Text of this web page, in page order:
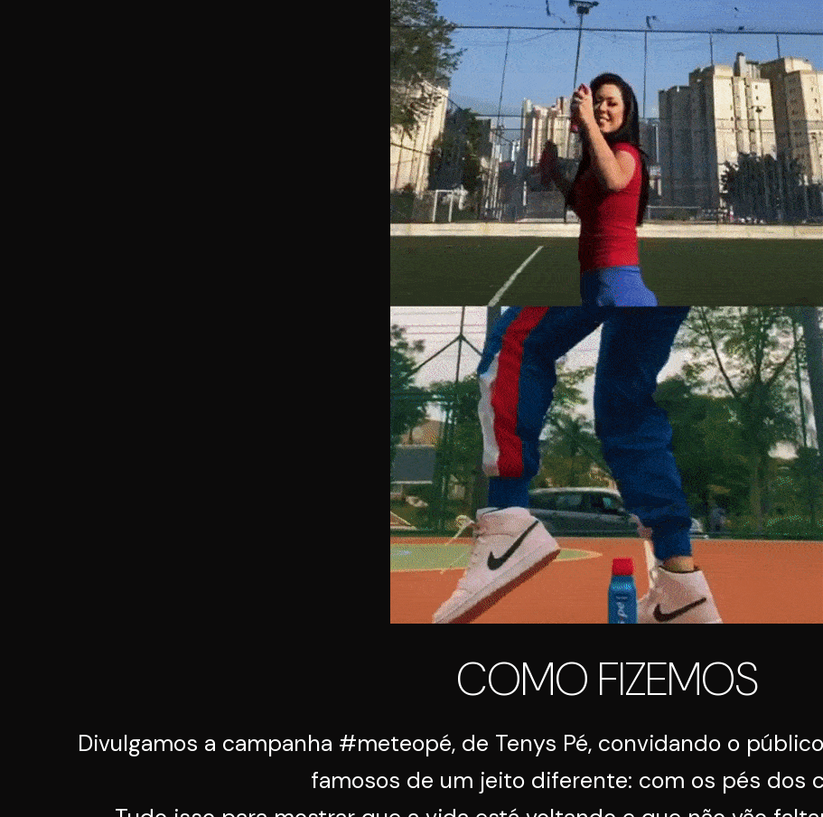
COMO FIZEMOS
Divulgamos a campanha #meteopé, de Tenys Pé, convidando o
famosos de um jeito diferente: com os pés dos